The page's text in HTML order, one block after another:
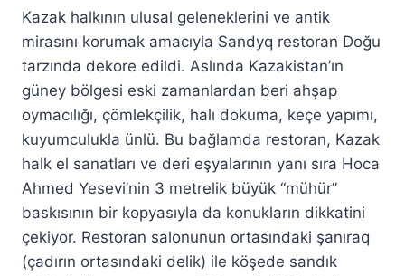
Kazak halkının ulusal geleneklerini ve antik
mirasını korumak amacıyla Sandyq restoran Doğu
tarzında dekore edildi. Aslında Kazakistan’ın
güney bölgesi eski zamanlardan beri ahşap
oymacılığı, çömlekçilik, halı dokuma, keçe yapımı,
kuyumculukla ünlü. Bu bağlamda restoran, Kazak
halk el sanatları ve deri eşyalarının yanı sıra Hoca
Ahmed Yesevi’nin 3 metrelik büyük “mühür”
baskısının bir kopyasıyla da konukların dikkatini
çekiyor. Restoran salonunun ortasındaki şanıraq
(çadırın ortasındaki delik) ile köşede sandık